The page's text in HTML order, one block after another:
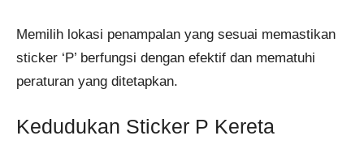
Memilih lokasi penampalan yang sesuai memastikan
sticker ‘P’ berfungsi dengan efektif dan mematuhi
peraturan yang ditetapkan.
Kedudukan Sticker P Kereta